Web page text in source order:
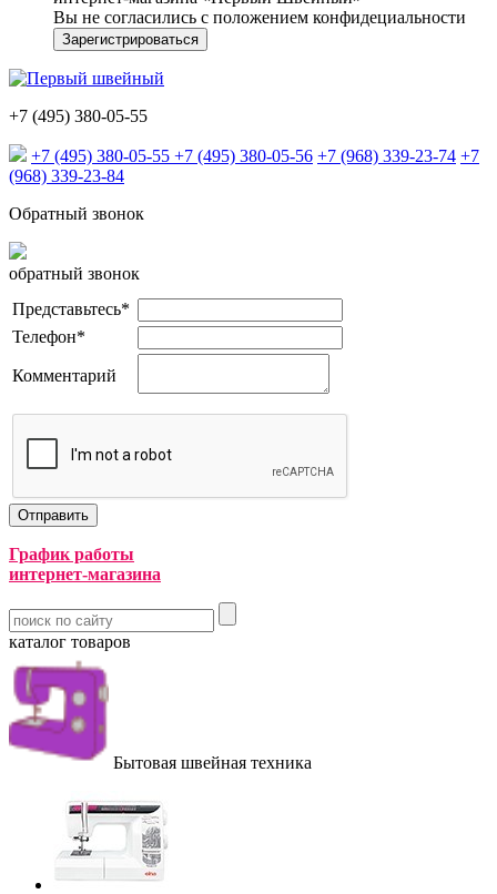
Вы не согласились с положением конфидециальности
+7 (495) 380-05-55
+7 (495) 380-05-55 +7 (495) 380-05-56 +7 (968) 339-23-74 +7
(968) 339-23-84
Обратный звонок
обратный звонок
Представьтесь*
Телефон*
Комментарий
График работы
интернет-магазина
каталог товаров
Бытовая швейная техника